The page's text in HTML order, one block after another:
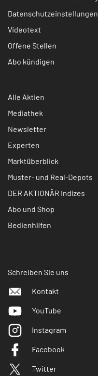
Datenschutzeinstellungen
Videotext
Offene Stellen
Abo kündigen
Alle Aktien
Mediathek
Newsletter
Experten
Marktüberblick
Muster- und Real-Depots
DER AKTIONÄR Indizes
Abo und Shop
Bedienhilfen
Schreiben Sie uns
Kontakt
YouTube
Instagram
Facebook
Twitter